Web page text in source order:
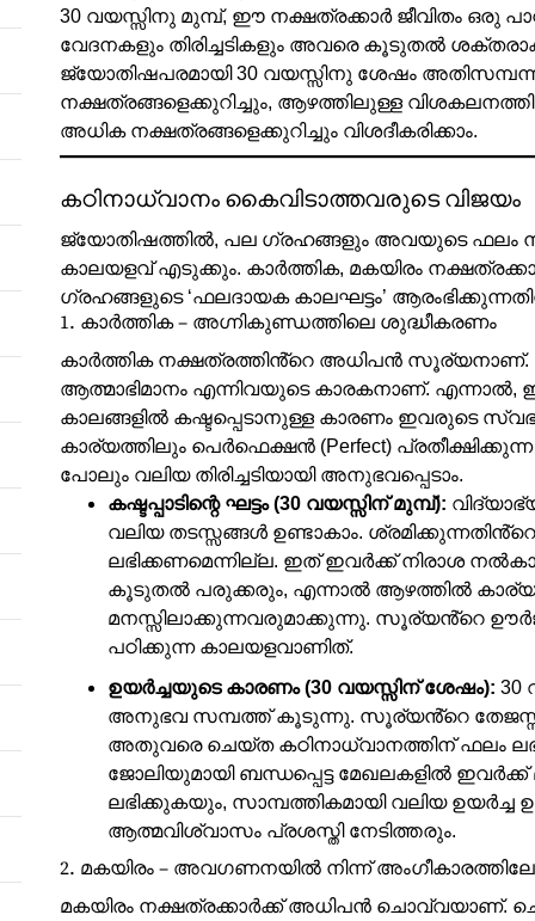
30 വയസ്സിനു മുമ്പ്, ഈ നക്ഷത്രക്കാർ ജീവിതം ഒരു
വേദനകളും തിരിച്ചടികളും അവരെ കൂടുതൽ
ജ്യോതിഷപരമായി 30 വയസ്സിനു ശേഷം
നക്ഷത്രങ്ങളെക്കുറിച്ചും, ആഴത്തിലുള്ള
അധിക നക്ഷത്രങ്ങളെക്കുറിച്ചും വിശദീകരിക്കാം.
കഠിനാധ്വാനം കൈവിടാത്തവരുടെ വിജയം
ജ്യോതിഷത്തിൽ, പല ഗ്രഹങ്ങളും അവയുടെ ഫലം
കാലയളവ് എടുക്കും. കാർത്തിക, മകയിരം
ഗ്രഹങ്ങളുടെ ‘ഫലദായക കാലഘട്ടം’
1. കാർത്തിക – അഗ്നികുണ്ഡത്തിലെ ശുദ്ധീകരണം
കാർത്തിക നക്ഷത്രത്തിൻ്റെ അധിപൻ സൂര്യനാണ്.
ആത്മാഭിമാനം എന്നിവയുടെ കാരകനാണ്.
കാലങ്ങളിൽ കഷ്ടപ്പെടാനുള്ള കാരണം ഇവരുടെ
കാര്യത്തിലും പെർഫെക്ഷൻ (Perfect)
പോലും വലിയ തിരിച്ചടിയായി അനുഭവപ്പെടാം.
കഷ്ടപ്പാടിന്റെ ഘട്ടം (30 വയസ്സിന് മുമ്പ്):
വലിയ തടസ്സങ്ങൾ ഉണ്ടാകാം.
ലഭിക്കണമെന്നില്ല. ഇത് ഇവർക്ക് നിരാശ
കൂടുതൽ പരുക്കരും, എന്നാൽ ആഴത്തിൽ
മനസ്സിലാക്കുന്നവരുമാക്കുന്നു. സൂര്യൻ്റെ
പഠിക്കുന്ന കാലയളവാണിത്.
ഉയർച്ചയുടെ കാരണം (30 വയസ്സിന് ശേഷം): 30
അനുഭവ സമ്പത്ത് കൂടുന്നു. സൂര്യൻ്റെ
അതുവരെ ചെയ്ത കഠിനാധ്വാനത്തിന് ഫലം
ജോലിയുമായി ബന്ധപ്പെട്ട മേഖലകളിൽ ഇവർക്ക്
ലഭിക്കുകയും, സാമ്പത്തികമായി വലിയ
ആത്മവിശ്വാസം പ്രശസ്തി നേടിത്തരും.
2. മകയിരം – അവഗണനയിൽ നിന്ന്
മകയിരം നക്ഷത്രക്കാർക്ക് അധിപൻ ചൊവ്വയാണ്.